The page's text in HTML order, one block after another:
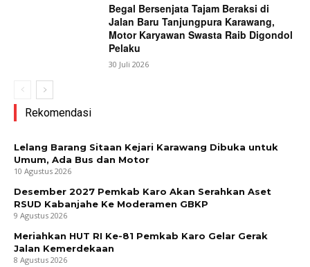
Begal Bersenjata Tajam Beraksi di
Jalan Baru Tanjungpura Karawang,
Motor Karyawan Swasta Raib Digondol
Pelaku
30 Juli 2026
Rekomendasi
Lelang Barang Sitaan Kejari Karawang Dibuka untuk
Umum, Ada Bus dan Motor
10 Agustus 2026
Desember 2027 Pemkab Karo Akan Serahkan Aset
RSUD Kabanjahe Ke Moderamen GBKP
9 Agustus 2026
Meriahkan HUT RI Ke-81 Pemkab Karo Gelar Gerak
Jalan Kemerdekaan
8 Agustus 2026